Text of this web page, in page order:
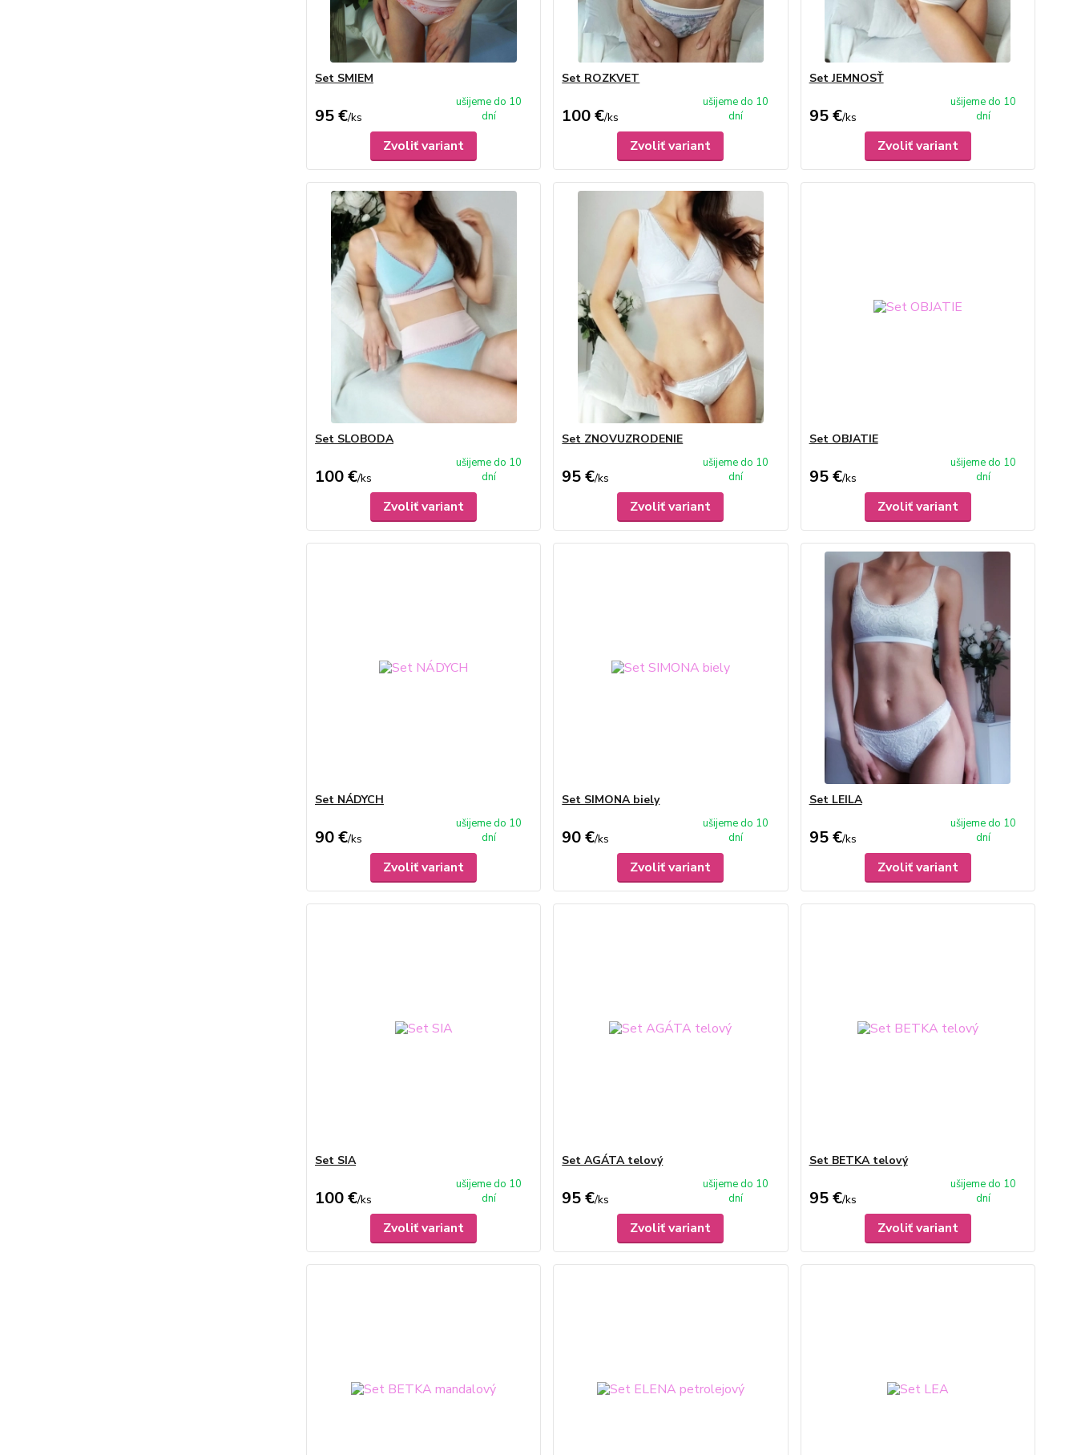
Set SMIEM
95 €/ks
ušijeme do 10
dní
Zvoliť variant
Set ROZKVET
100 €/ks
ušijeme do 10
dní
Zvoliť variant
Set JEMNOSŤ
95 €/ks
ušijeme do 10
dní
Zvoliť variant
Set SLOBODA
100 €/ks
ušijeme do 10
dní
Zvoliť variant
Set ZNOVUZRODENIE
95 €/ks
ušijeme do 10
dní
Zvoliť variant
Set OBJATIE
95 €/ks
ušijeme do 10
dní
Zvoliť variant
Set NÁDYCH
90 €/ks
ušijeme do 10
dní
Zvoliť variant
Set SIMONA biely
90 €/ks
ušijeme do 10
dní
Zvoliť variant
Set LEILA
95 €/ks
ušijeme do 10
dní
Zvoliť variant
Set SIA
100 €/ks
ušijeme do 10
dní
Zvoliť variant
Set AGÁTA telový
95 €/ks
ušijeme do 10
dní
Zvoliť variant
Set BETKA telový
95 €/ks
ušijeme do 10
dní
Zvoliť variant